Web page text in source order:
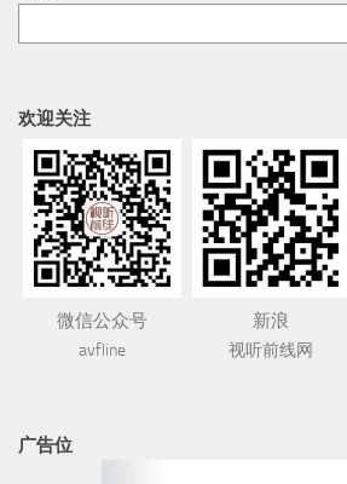
微信公众号
avfline
新浪
视听前线网
广告位